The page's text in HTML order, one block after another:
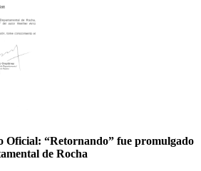
Oficial: “Retornando” fue promulgado
de Rocha